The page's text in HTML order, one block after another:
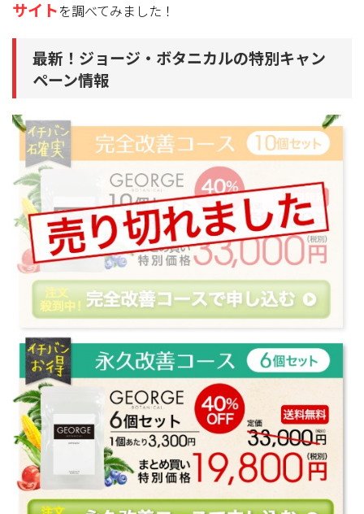
サイトを調べてみました！
最新！ジョージ・ボタニカルの特別キャン
ペーン情報